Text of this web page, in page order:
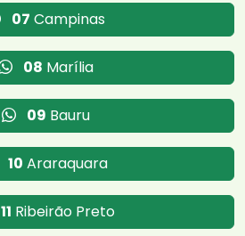
07 Campinas
08 Marília
09 Bauru
10 Araraquara
11 Ribeirão Preto